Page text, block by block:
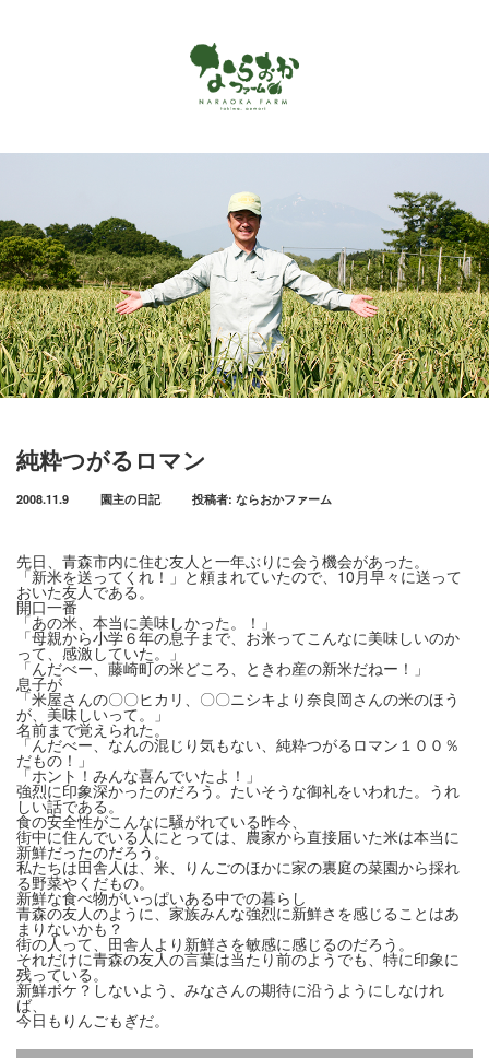
純粋つがるロマン
2008.11.9 園主の日記 投稿者: ならおかファーム
先日、青森市内に住む友人と一年ぶりに会う機会があった。
「新米を送ってくれ！」と頼まれていたので、10月早々に送って
おいた友人である。
開口一番
「あの米、本当に美味しかった。！」
「母親から小学６年の息子まで、お米ってこんなに美味しいのか
って、感激していた。」
「んだべー、藤崎町の米どころ、ときわ産の新米だねー！」
息子が
「米屋さんの〇〇ヒカリ、〇〇ニシキより奈良岡さんの米のほう
が、美味しいって。」
名前まで覚えられた。
「んだべー、なんの混じり気もない、純粋つがるロマン１００％
だもの！」
「ホント！みんな喜んでいたよ！」
強烈に印象深かったのだろう。たいそうな御礼をいわれた。うれ
しい話である。
食の安全性がこんなに騒がれている昨今、
街中に住んでいる人にとっては、農家から直接届いた米は本当に
新鮮だったのだろう。
私たちは田舎人は、米、りんごのほかに家の裏庭の菜園から採れ
る野菜やくだもの。
新鮮な食べ物がいっぱいある中での暮らし
青森の友人のように、家族みんな強烈に新鮮さを感じることはあ
まりないかも？
街の人って、田舎人より新鮮さを敏感に感じるのだろう。
それだけに青森の友人の言葉は当たり前のようでも、特に印象に
残っている。
新鮮ボケ？しないよう、みなさんの期待に沿うようにしなけれ
ば、
今日もりんごもぎだ。
ホーム
ならおかファームで作っているもの
お客様の声
商品カタログ
オンラインショップ
お問い合わせ
アクセス